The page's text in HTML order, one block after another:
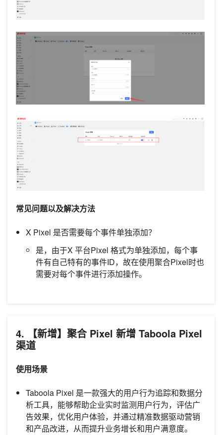
常见问题以及解决方法
X Pixel 是否需要每个事件单独添加？
是，由于X 平台Pixel 格式为单独添加，每个事
件有自己特有的事件ID，故在使用聚合Pixel时也
需要对每个事件进行添加操作。
4. 【新增】聚合 Pixel 新增 Taboola Pixel
渠道
使用场景
Taboola Pixel 是一款强大的用户行为追踪和数据分
析工具，能够帮助企业实时监测用户行为，评估广
告效果，优化用户体验，并通过精准数据驱动营销
和产品改进，从而提升业务增长和用户满意度。